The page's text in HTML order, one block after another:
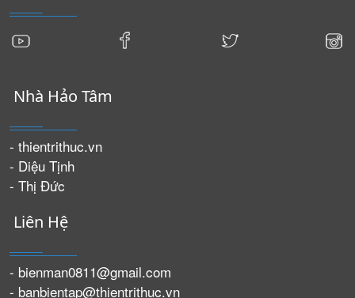
Nhà Hảo Tâm
- thientrithuc.vn
- Diệu Tịnh
- Thị Đức
Liên Hệ
- bienman0811@gmail.com
- banbientap@thientrithuc.vn